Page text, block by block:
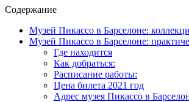
Содержание
Музей Пикассо в Барселоне:
Музей Пикассо в Барселоне:
Где находится
Как добраться:
Расписание работы:
Цена билета 2021 год
Адрес музея Пикассо в